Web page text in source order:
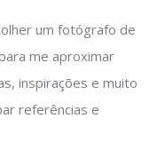
um fotógrafo de
me aproximar
inspirações e muito
referências e